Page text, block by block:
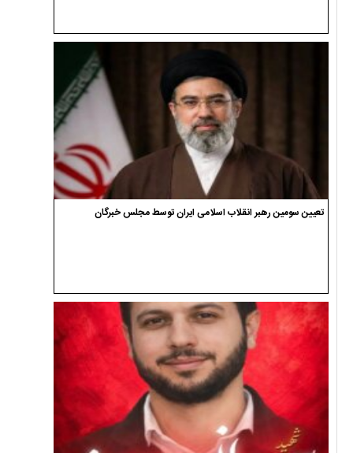
تعیین سومین رهبر انقلاب اسلامی ایران توسط مجلس خبرگان